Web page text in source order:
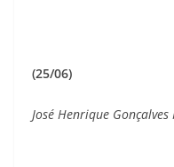
(25/06)
José Henrique